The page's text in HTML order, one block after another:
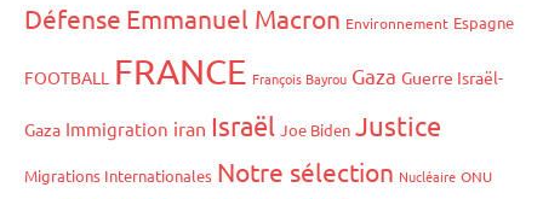
Défense Emmanuel Macron Environnement Espagne
FOOTBALL FRANCE François Bayrou Gaza Guerre Israël-
Gaza Immigration iran Israël Joe Biden Justice
Migrations Internationales Notre sélection Nucléaire ONU